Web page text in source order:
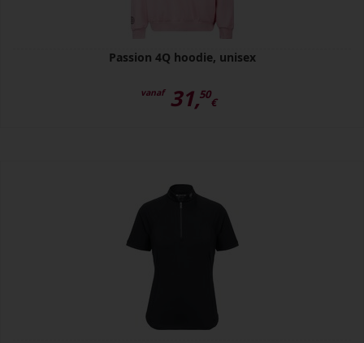
Passion 4Q hoodie, unisex
vanaf 31,50
€